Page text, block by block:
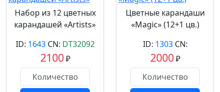
Набор из 12 цветных
карандашей «Artists»
ID: 1643CN: DT32092
2100₽
Цветные карандаши
«Magic» (12+1 цв.)
ID: 1303CN:
2000₽